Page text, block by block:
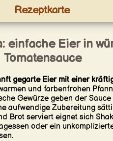
Rezeptkarte
einfache Eier in
Tomatensauce
gegarte Eier mit einer
und farbenfrohen
Gewürze geben der
aufwendige Zubereitung
Brot serviert eignet sich
oder ein